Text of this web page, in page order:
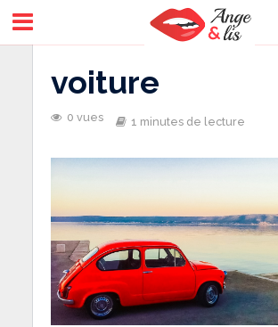
voiture
0 vues 1 minutes de lecture